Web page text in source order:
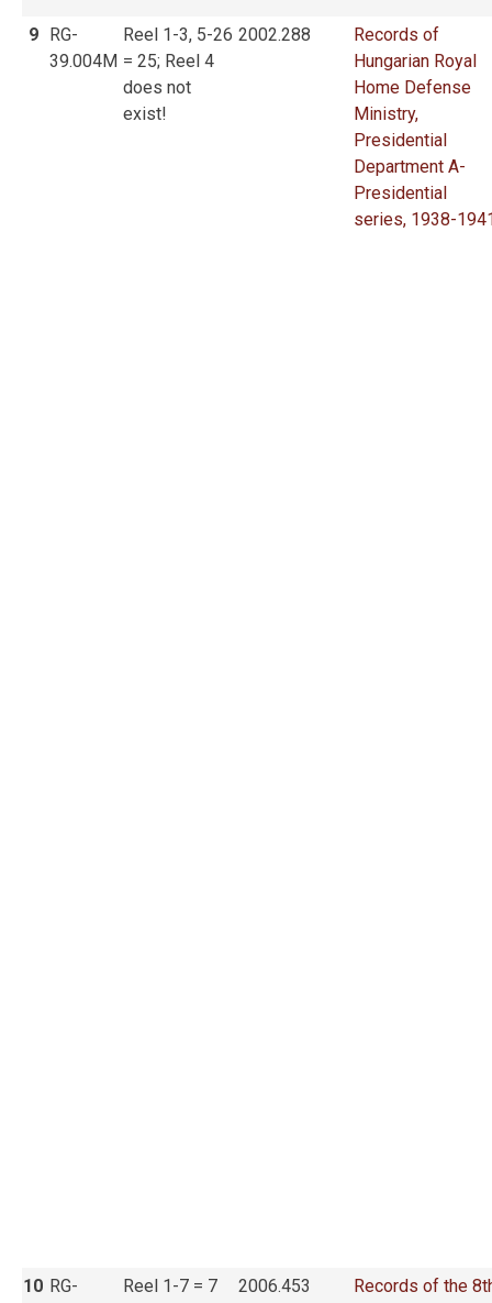
9
RG-
39.004M
Reel 1-3, 5-26
= 25; Reel 4
does not
exist!
2002.288
Records of
Hungarian Royal
Home Defense
Ministry,
Presidential
Department A-
Presidential
series, 1938-
10 RG-
Reel 1-7 = 7 2006.453
Records of the